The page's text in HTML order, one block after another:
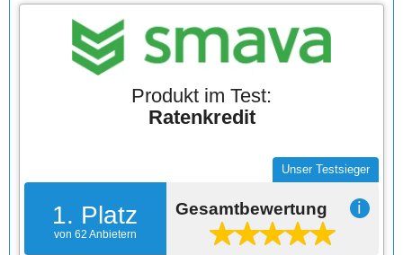
Produkt im Test:
Ratenkredit
1. Platz
von 62 Anbietern
Unser Testsieger
Gesamtbewertung ℹ